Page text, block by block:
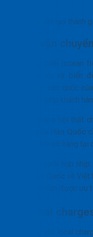
Chi phí tạo thành
Cước vận
Cước tàu biển (ocean
tính mùa vụ và biến
chuyển tại hàn quốc
tục nhằm giúp khách
Do mặt hàng nội thất
nhập khẩu Hàn Quốc
tốt để tránh rớt hàng tại
Quy trình phối hợp
khẩu Hàn Quốc về Việt
số chi phí cần được ưu
Phí local
Hệ thống phí local